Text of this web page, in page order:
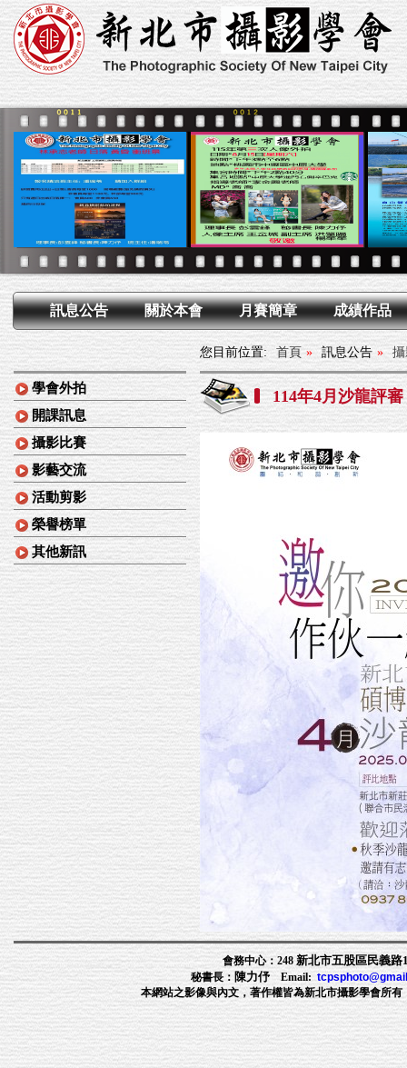
訊息公告 關於本會 月賽簡章 成績作品
學會外拍
開課訊息
攝影比賽
影藝交流
活動剪影
榮譽榜單
其他新訊
您目前位置: 首頁 » 訊息公告 »
114年4月沙龍評
會務中心：248 新北市五股區民義路
秘書長： 陳力伃Email:
本網站之影像與內文，著作權皆為新北市攝影學會所